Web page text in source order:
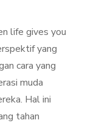
life gives you
yang
cara yang
muda
Hal ini
tahan